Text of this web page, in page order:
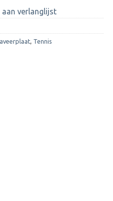
aan verlanglijst
, Tennis